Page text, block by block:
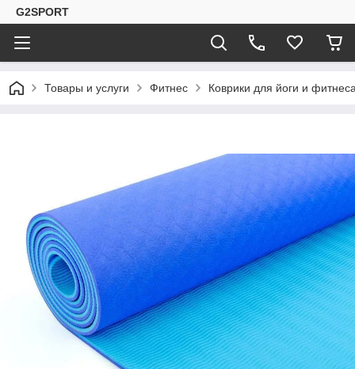
G2SPORT
Товары и услуги Фитнес Коврики для йоги и